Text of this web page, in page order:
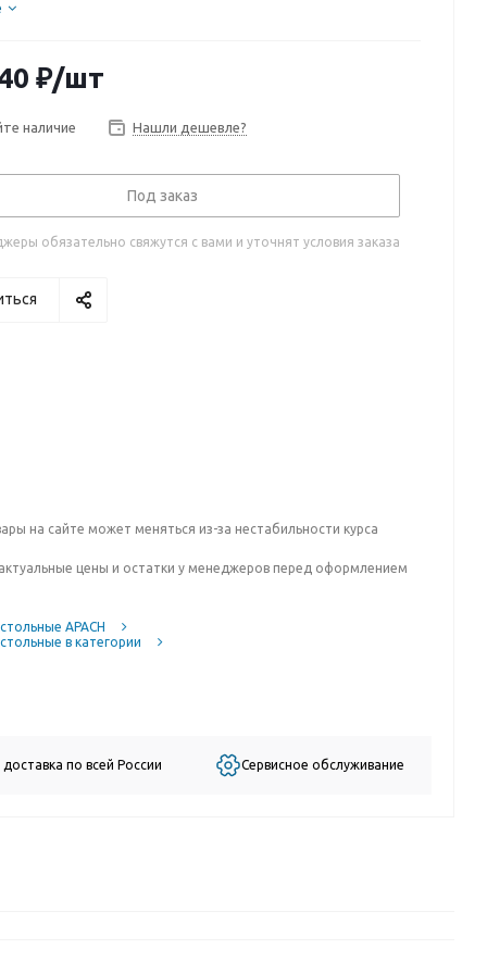
₽/шт
наличие Нашли дешевле?
Под заказ
обязательно свяжутся с вами и уточнят условия заказа
на сайте может меняться из-за нестабильности курса
цены и остатки у менеджеров перед оформлением
APACH
в категории
по всей России Сервисное обслуживание